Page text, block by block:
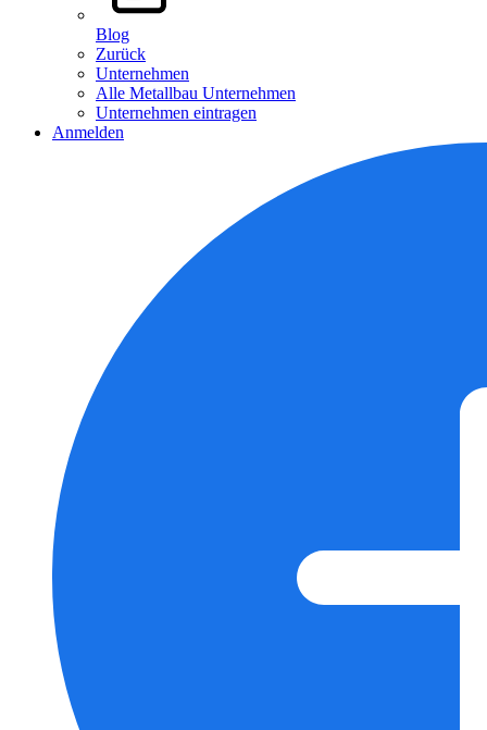
Blog
Zurück
Unternehmen
Alle Metallbau Unternehmen
Unternehmen eintragen
Anmelden